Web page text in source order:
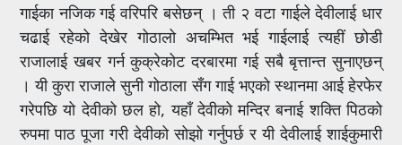
गाईका नजिक गई वरिपरि बसेछन् । ती २ वटा गाईले देवीलाई धार
चढाई रहेको देखेर गोठालो अचम्भित भई गाईलाई त्यहीं छोडी
राजालाई खबर गर्न कुक्रेकोट दरबारमा गई सबै बृत्तान्त सुनाएछन्
। यी कुरा राजाले सुनी गोठाला सँग गाई भएको स्थानमा आई हेरफेर
गरेपछि यो देवीको छल हो, यहाँ देवीको मन्दिर बनाई शक्ति पिठको
रुपमा पाठ पूजा गरी देवीको सोझो गर्नुपर्छ र यी देवीलाई शाईकुमारी